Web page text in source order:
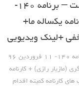
صدای کارگر سوسیالیست – برنامه ۱۴۰-
۹۶ – کارنامه یکساله ما+
+لینک ویدیویی
صدای کارگر سوسیالیست – برنامه ۱۴۰- ۱۱ فروردین ۹۶
(مازیار رازی) + کارنامه
کارنامه کمیته اقدام